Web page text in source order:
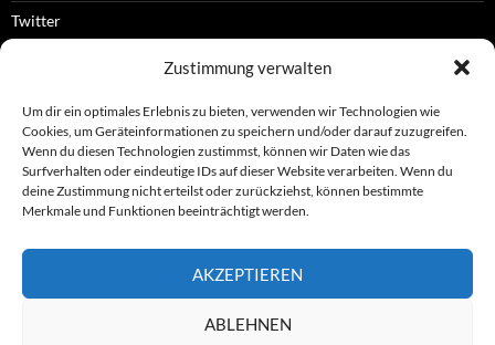
Zustimmung verwalten
Um dir ein optimales Erlebnis zu bieten, verwenden wir Technologien wie
Cookies, um Geräteinformationen zu speichern und/oder darauf zuzugreifen.
Wenn du diesen Technologien zustimmst, können wir Daten wie das
Surfverhalten oder eindeutige IDs auf dieser Website verarbeiten. Wenn du
deine Zustimmung nicht erteilst oder zurückziehst, können bestimmte
Merkmale und Funktionen beeinträchtigt werden.
AKZEPTIEREN
ABLEHNEN
Twitter
OFFIZIELLES
Impressum